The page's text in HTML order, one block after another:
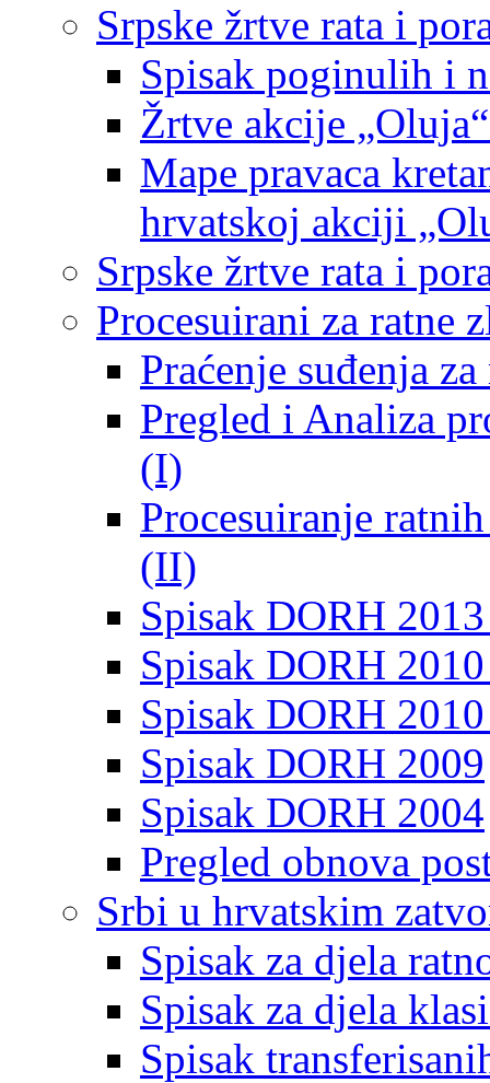
Srpske žrtve rata i
Spisak poginulih i
Žrtve akcije
Mape pravaca
hrvatskoj akciji
Srpske žrtve rata i
Procesuirani za ratne
Praćenje suđenja
Pregled i Analiza
(I)
Procesuiranje
(II)
Spisak DORH
Spisak DORH
Spisak DORH
Spisak DORH 2009
Spisak DORH 2004
Pregled obnova
Srbi u hrvatskim
Spisak za djela
Spisak za djela
Spisak